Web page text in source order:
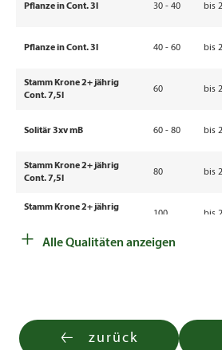
Pflanze in Cont. 3l 30 - 40 bis 2
Pflanze in Cont. 3l 40 - 60 bis 2
Stamm Krone 2+ jährig
Cont. 7,5l
60 bis 2
Solitär 3xv mB 60 - 80 bis 2
Stamm Krone 2+ jährig
Cont. 7,5l
80 bis 2
Stamm Krone 2+ jährig
100 bis 2
+ Alle Qualitäten anzeigen
zurück